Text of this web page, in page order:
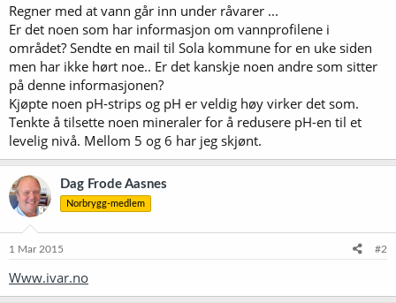
e
r
Regner med at vann går inn under råvarer ...
Er det noen som har informasjon om vannprofilene i
området? Sendte en mail til Sola kommune for en uke siden
men har ikke hørt noe.. Er det kanskje noen andre som sitter
på denne informasjonen?
Kjøpte noen pH-strips og pH er veldig høy virker det som.
Tenkte å tilsette noen mineraler for å redusere pH-en til et
levelig nivå. Mellom 5 og 6 har jeg skjønt.
Dag Frode Aasnes
Norbrygg-medlem
1 Mar 2015 #2
Www.ivar.no